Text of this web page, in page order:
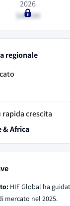
2026
$48.5M
regionale
rapida crescita
& Africa
HIF Global ha
mercato nel 2025.